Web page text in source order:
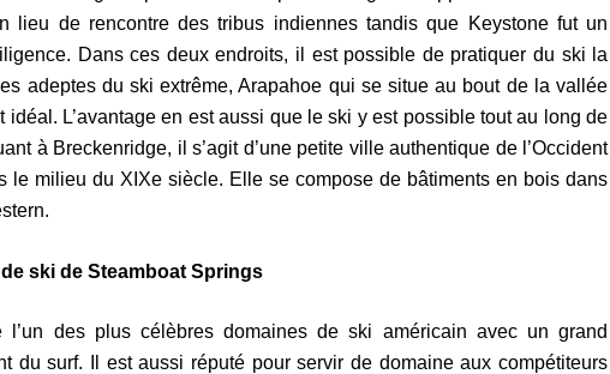
lieu de rencontre des tribus indiennes tandis que Keystone fut un
Dans ces deux endroits, il est possible de pratiquer du ski la
adeptes du ski extrême, Arapahoe qui se situe au bout de la vallée
idéal. L’avantage en est aussi que le ski y est possible tout au long de
à Breckenridge, il s’agit d’une petite ville authentique de l’Occident
le milieu du XIXe siècle. Elle se compose de bâtiments en bois dans
ski de Steamboat Springs
l’un des plus célèbres domaines de ski américain avec un grand
du surf. Il est aussi réputé pour servir de domaine aux compétiteurs